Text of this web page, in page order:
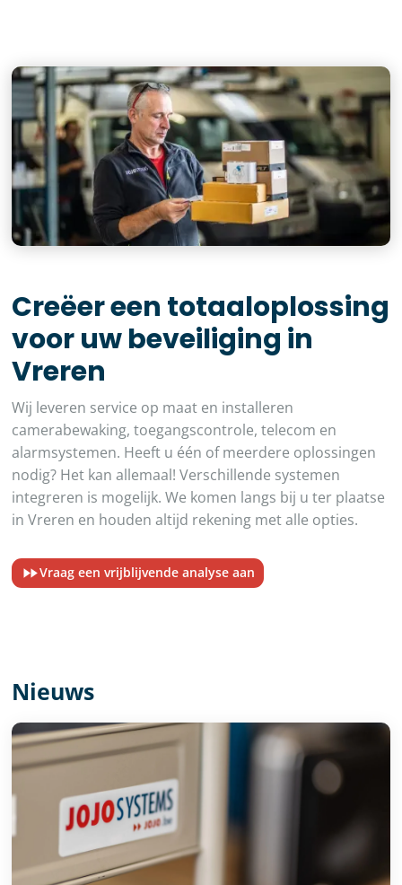
Creëer een totaaloplossing
voor uw beveiliging in
Vreren
Wij leveren service op maat en installeren
camerabewaking, toegangscontrole, telecom en
alarmsystemen. Heeft u één of meerdere oplossingen
nodig? Het kan allemaal! Verschillende systemen
integreren is mogelijk. We komen langs bij u ter plaatse
in Vreren en houden altijd rekening met alle opties.
Vraag een vrijblijvende analyse aan
Nieuws